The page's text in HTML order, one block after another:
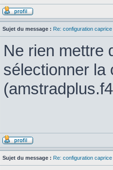
Sujet du message : Re: configuration
Ne rien mettre
sélectionner la
Sujet du message : Re: configuration